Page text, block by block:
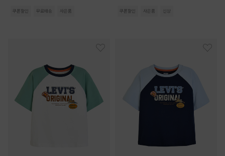
쿠폰할인 무료배송 사은품 쿠폰할인 사은품 신상